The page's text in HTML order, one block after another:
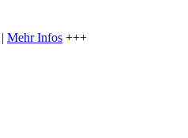
Mehr Infos +++